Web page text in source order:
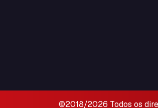
©2018/2026 Todos os